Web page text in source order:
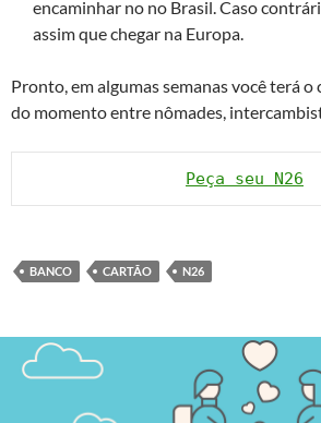
encaminhar no no Brasil. Caso
assim que chegar na Europa.
Pronto, em algumas semanas você terá
do momento entre nômades,
Peça seu N26
BANCO CARTÃO N26